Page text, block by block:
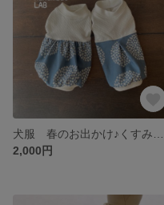
2,000円